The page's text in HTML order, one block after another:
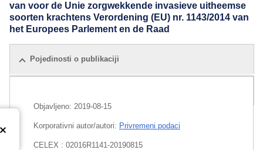
van voor de Unie zorgwekkende invasieve uitheemse
soorten krachtens Verordening (EU) nr. 1143/2014 van
het Europees Parlement en de Raad
Pojedinosti o publikaciji
Objavljeno: 2019-08-15
Korporativni autor/autori: Privremeni podaci
CELEX : 02016R1141-20190815